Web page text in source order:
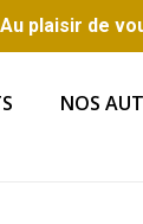
plaisir de
NOS